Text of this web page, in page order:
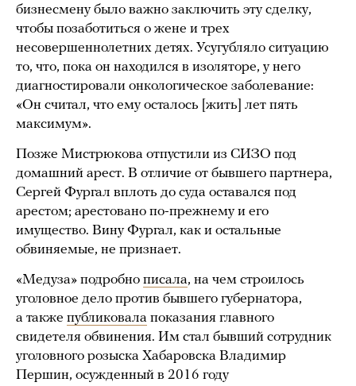
бизнесмену было важно заключить эту сделку,
чтобы позаботиться о жене и трех
несовершеннолетних детях. Усугубляло ситуацию
то, что, пока он находился в изоляторе, у него
диагностировали онкологическое заболевание:
«Он считал, что ему осталось [жить] лет пять
максимум».
Позже Мистрюкова отпустили из СИЗО под
домашний арест. В отличие от бывшего партнера,
Сергей Фургал вплоть до суда оставался под
арестом; арестовано по-прежнему и его
имущество. Вину Фургал, как и остальные
обвиняемые, не признает.
«Медуза» подробно писала, на чем строилось
уголовное дело против бывшего губернатора,
а также публиковала показания главного
свидетеля обвинения. Им стал бывший сотрудник
уголовного розыска Хабаровска Владимир
Першин, осужденный в 2016 году